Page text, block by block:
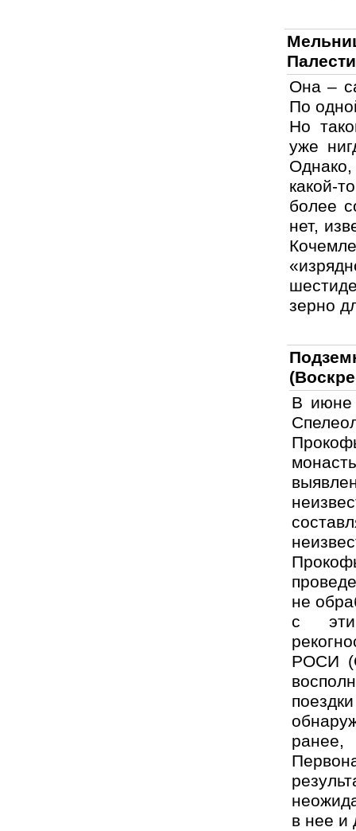
Она –
По
Но
уже
какой-
более
нет,
зерно
В июне
не
с
РОСИ
в нее и